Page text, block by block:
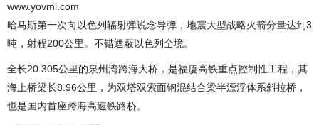
www.yovmi.com
哈马斯第一次向以色列辐射弹说念导弹，地震大型战略火箭分量达到3
吨，射程200公里。不错遮蔽以色列全境。
全长20.305公里的泉州湾跨海大桥，是福厦高铁重点控制性工程，其
海上桥梁长8.96公里，为双塔双索面钢混结合梁半漂浮体系斜拉桥，
也是国内首座跨海高速铁路桥。